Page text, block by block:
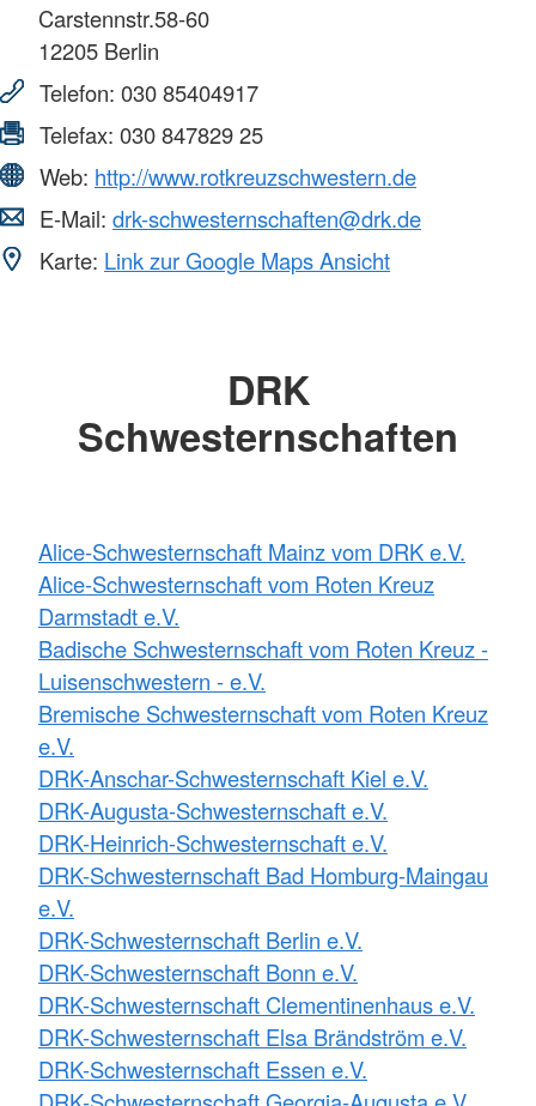
Carstennstr.58-60
12205 Berlin
Telefon: 030 85404917
Telefax: 030 847829 25
Web: http://www.rotkreuzschwestern.de
E-Mail: drk-schwesternschaften@drk.de
Karte: Link zur Google Maps Ansicht
DRK
Schwesternschaften
Alice-Schwesternschaft Mainz vom DRK e.V.
Alice-Schwesternschaft vom Roten Kreuz
Darmstadt e.V.
Badische Schwesternschaft vom Roten Kreuz -
Luisenschwestern - e.V.
Bremische Schwesternschaft vom Roten Kreuz
e.V.
DRK-Anschar-Schwesternschaft Kiel e.V.
DRK-Augusta-Schwesternschaft e.V.
DRK-Heinrich-Schwesternschaft e.V.
DRK-Schwesternschaft Bad Homburg-Maingau
e.V.
DRK-Schwesternschaft Berlin e.V.
DRK-Schwesternschaft Bonn e.V.
DRK-Schwesternschaft Clementinenhaus e.V.
DRK-Schwesternschaft Elsa Brändström e.V.
DRK-Schwesternschaft Essen e.V.